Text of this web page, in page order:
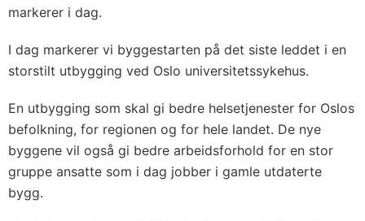
markerer i dag.
I dag markerer vi byggestarten på det siste leddet i en
storstilt utbygging ved Oslo universitetssykehus.
En utbygging som skal gi bedre helsetjenester for Oslos
befolkning, for regionen og for hele landet. De nye
byggene vil også gi bedre arbeidsforhold for en stor
gruppe ansatte som i dag jobber i gamle utdaterte
bygg.